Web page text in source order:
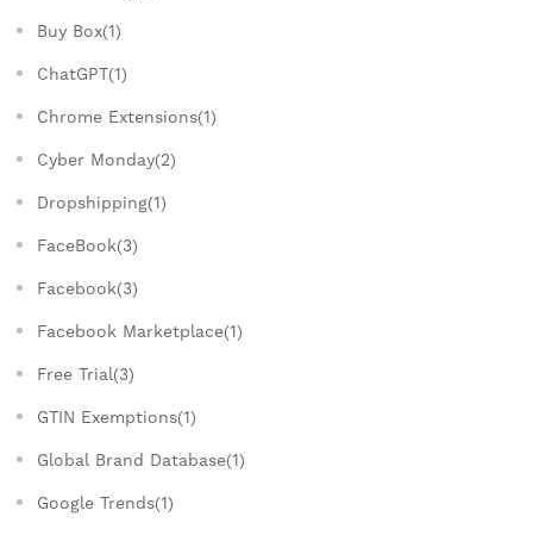
Buy Box(1)
ChatGPT(1)
Chrome Extensions(1)
Cyber Monday(2)
Dropshipping(1)
FaceBook(3)
Facebook(3)
Facebook Marketplace(1)
Free Trial(3)
GTIN Exemptions(1)
Global Brand Database(1)
Google Trends(1)